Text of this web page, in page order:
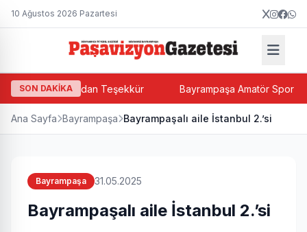
10 Ağustos 2026 Pazartesi
SON DAKİKA
Halit Paşalı'dan Teşekkür Bayrampaşa Amatör Spor
Ana Sayfa Bayrampaşa Bayrampaşalı aile İstanbul 2.’si
Bayrampaşa 31.05.2025
Bayrampaşalı aile İstanbul 2.’si